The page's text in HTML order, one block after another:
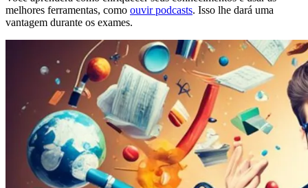
melhores ferramentas, como ouvir podcasts. Isso lhe dará uma
vantagem durante os exames.